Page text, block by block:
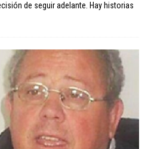
de seguir adelante. Hay historias